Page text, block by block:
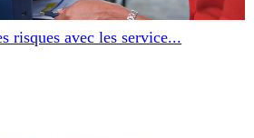
risques avec les service...